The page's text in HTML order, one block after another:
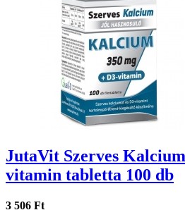
JutaVit Szerves
vitamin tabletta 100 db
3 506 Ft